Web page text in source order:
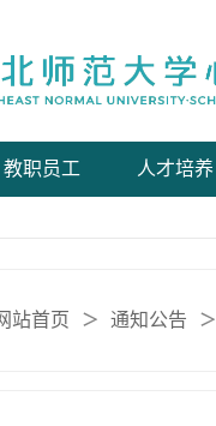
教职员工 人才培养
站首页 ＞ 通知公告 ＞